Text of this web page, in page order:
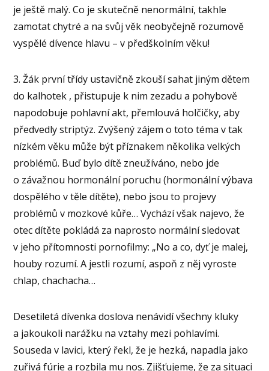
je ještě malý. Co je skutečně nenormální, takhle
zamotat chytré a na svůj věk neobyčejně rozumově
vyspělé dívence hlavu – v předškolním věku!
3. Žák první třídy ustavičně zkouší sahat jiným dětem
do kalhotek , přistupuje k nim zezadu a pohybově
napodobuje pohlavní akt, přemlouvá holčičky, aby
předvedly striptýz. Zvýšený zájem o toto téma v tak
nízkém věku může být příznakem několika velkých
problémů. Buď bylo dítě zneužíváno, nebo jde
o závažnou hormonální poruchu (hormonální výbava
dospělého v těle dítěte), nebo jsou to projevy
problémů v mozkové kůře… Vychází však najevo, že
otec dítěte pokládá za naprosto normální sledovat
v jeho přítomnosti pornofilmy: „No a co, dyť je malej,
houby rozumí. A jestli rozumí, aspoň z něj vyroste
chlap, chachacha…
Desetiletá dívenka doslova nenávidí všechny kluky
a jakoukoli narážku na vztahy mezi pohlavími.
Souseda v lavici, který řekl, že je hezká, napadla jako
zuřivá fúrie a rozbila mu nos. Zjišťujeme, že za situaci